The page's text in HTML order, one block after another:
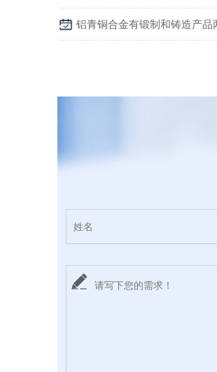
铝青铜合金有锻制和铸造产品